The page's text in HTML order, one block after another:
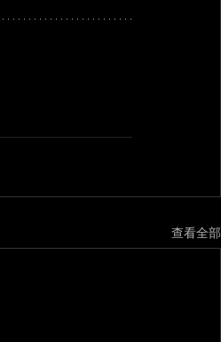
查看全部